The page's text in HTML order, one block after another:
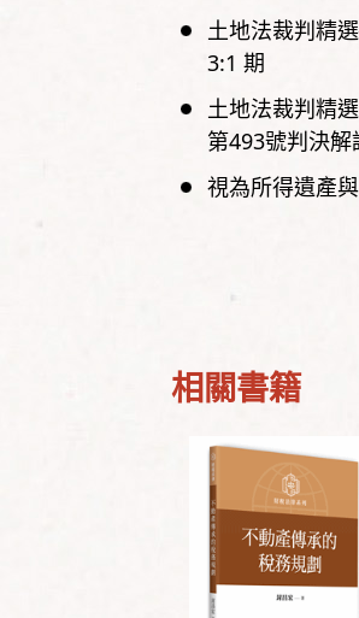
土地法裁判精
3:1 期
土地法裁判精
第493號判決解
視為所得遺產
相關書籍